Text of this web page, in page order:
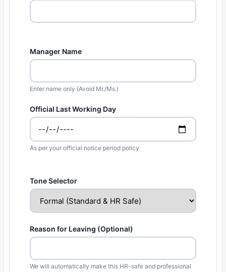
Manager Name
Enter name only (Avoid Mr./Ms.)
Official Last Working Day
As per your official notice period policy
Tone Selector
Reason for Leaving (Optional)
We will automatically make this HR-safe and professional